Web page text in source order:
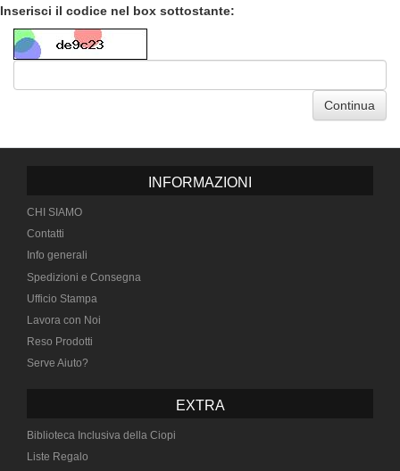
Inserisci il codice nel box sottostante:
Continua
INFORMAZIONI
CHI SIAMO
Contatti
Info generali
Spedizioni e Consegna
Ufficio Stampa
Lavora con Noi
Reso Prodotti
Serve Aiuto?
EXTRA
Biblioteca Inclusiva della Ciopi
Liste Regalo